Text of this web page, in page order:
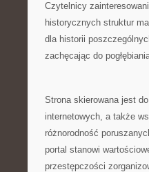
Czytelnicy
historycznych struktur
dla historii
zachęcając do
Strona skierowana jest
internetowych, a także
różnorodność
portal stanowi
przestępczości